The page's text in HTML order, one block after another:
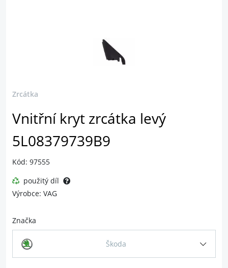
Zrcátka
Vnitřní kryt zrcátka levý
5L08379739B9
Kód: 97555
použitý díl
Výrobce: VAG
Značka
Škoda